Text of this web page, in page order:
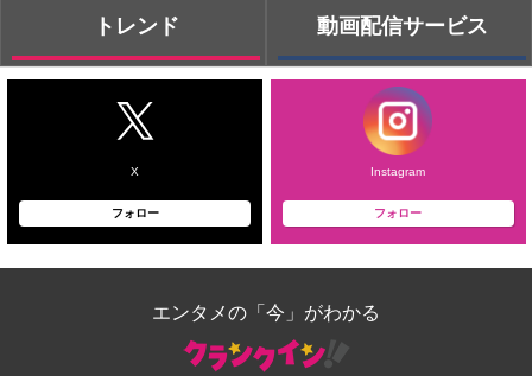
トレンド 動画配信サービス
X
フォロー
Instagram
フォロー
エンタメの「今」がわかる